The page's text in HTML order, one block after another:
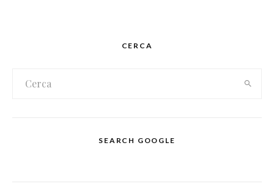
CERCA
SEARCH GOOGLE